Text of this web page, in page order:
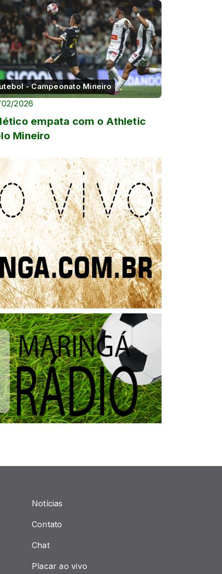
- Campeonato Mineiro
2026
empata com o Athletic
Mineiro
Notícias
Contato
Chat
Placar ao vivo